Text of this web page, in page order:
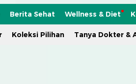
Berita Sehat Wellness & Diet
Koleksi Pilihan Tanya Dokter &